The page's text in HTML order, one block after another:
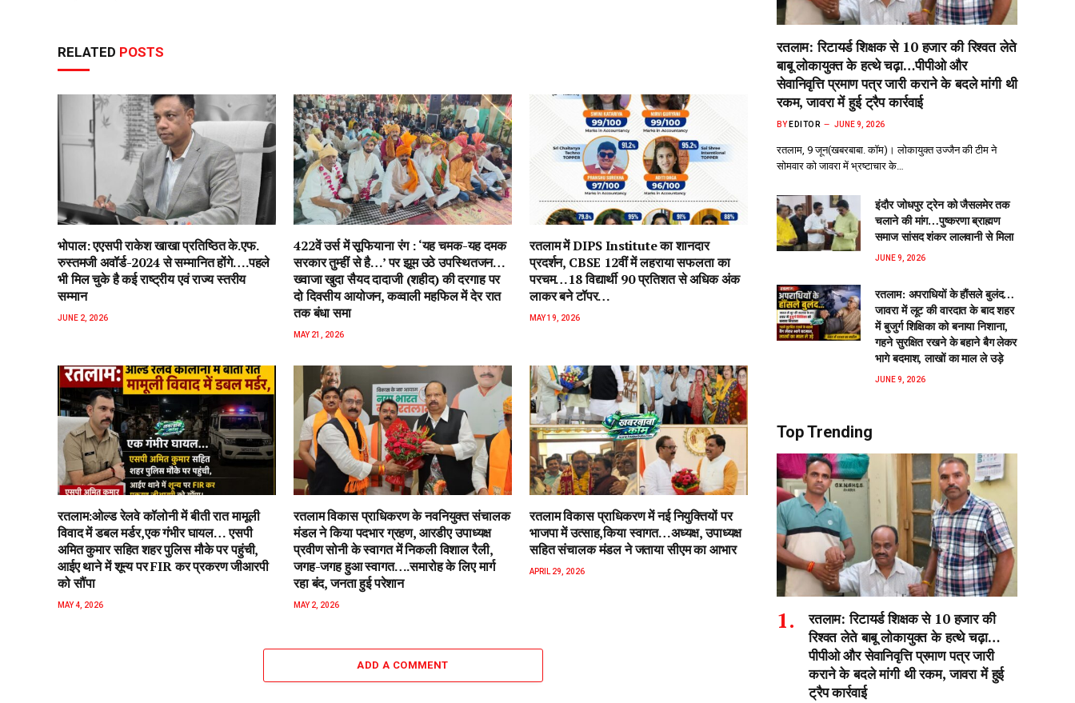
RELATED POSTS
भोपाल: एएसपी राकेश‌ खाखा प्रतिष्ठित के.एफ.
रुस्तमजी अवॉर्ड-2024 से सम्मानित होंगे….पहले
भी मिल चुके है कई राष्ट्रीय एवं राज्य स्तरीय
सम्मान
JUNE 2, 2026
422वें उर्स में सूफियाना रंग : ‘यह चमक-यह दमक
सरकार तुम्हीं से है…’ पर झूम उठे उपस्थितजन…
ख्वाजा खुदा सैयद दादाजी (शहीद) की दरगाह पर
दो दिवसीय आयोजन, कव्वाली महफिल में देर रात
तक बंधा समा
MAY 21, 2026
रतलाम में DIPS Institute का शानदार
प्रदर्शन, CBSE 12वीं में लहराया सफलता का
परचम…18 विद्यार्थी 90 प्रतिशत से अधिक अंक
लाकर बने टॉपर…
MAY 19, 2026
रतलाम:ओल्ड रेलवे कॉलोनी में बीती रात मामूली
विवाद में डबल मर्डर,एक गंभीर घायल… एसपी
अमित कुमार सहित शहर पुलिस मौके पर पहुंची,
आईए थाने में शून्य पर FIR कर प्रकरण जीआरपी
को सौंपा
MAY 4, 2026
रतलाम विकास प्राधिकरण के नवनियुक्त संचालक
मंडल ने किया पदभार ग्रहण, आरडीए उपाध्यक्ष
प्रवीण सोनी के स्वागत में निकली विशाल रैली,
जगह-जगह हुआ स्वागत….समारोह के लिए मार्ग
रहा बंद, जनता हुई परेशान
MAY 2, 2026
रतलाम विकास प्राधिकरण में नई नियुक्तियों पर
भाजपा में उत्साह,किया स्वागत…अध्यक्ष, उपाध्यक्ष
सहित संचालक मंडल ने जताया सीएम का आभार
APRIL 29, 2026
ADD A COMMENT
रतलाम: रिटायर्ड शिक्षक से 10 हजार की रिश्वत लेते
बाबू लोकायुक्त के हत्थे चढ़ा…पीपीओ और
सेवानिवृत्ति प्रमाण पत्र जारी कराने के बदले मांगी थी
रकम, जावरा में हुई ट्रैप कार्रवाई
BY EDITOR JUNE 9, 2026
रतलाम, 9 जून(खबरबाबा. कॉम)। लोकायुक्त उज्जैन की टीम ने
सोमवार को जावरा में भ्रष्टाचार के…
इंदौर जोधपुर ट्रेन को जैसलमेर तक
चलाने की मांग…पुष्करणा ब्राह्मण
समाज सांसद शंकर लालवानी से मिला
JUNE 9, 2026
रतलाम: अपराधियों के हौंसले बुलंद…
जावरा में लूट की वारदात के बाद शहर
में बुजुर्ग शिक्षिका को बनाया निशाना,
गहने सुरक्षित रखने के बहाने बैग लेकर
भागे बदमाश, लाखों का माल ले उड़े
JUNE 9, 2026
Top Trending
रतलाम: रिटायर्ड शिक्षक से 10 हजार की
रिश्वत लेते बाबू लोकायुक्त के हत्थे चढ़ा…
पीपीओ और सेवानिवृत्ति प्रमाण पत्र जारी
कराने के बदले मांगी थी रकम, जावरा में हुई
ट्रैप कार्रवाई